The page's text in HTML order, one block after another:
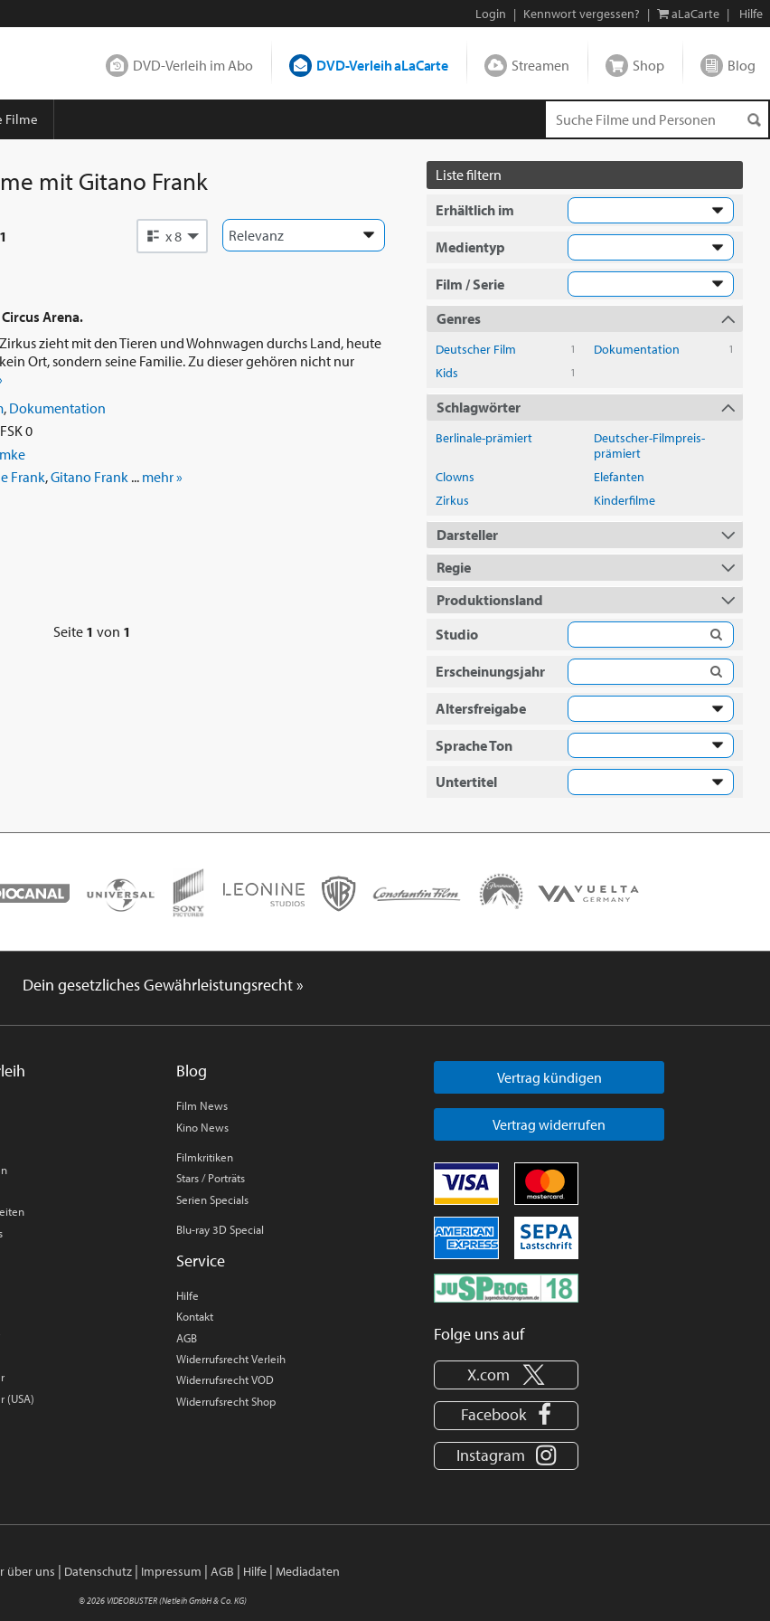
Login | Kennwort vergessen? | aLaCarte | Hilfe
DVD-Verleih im Abo DVD-Verleih aLaCarte Streamen Shop Blog
Filme
mitGitano Frank
1 x 8
Arena.
zieht mit den Tieren und Wohnwagen durchs Land, heute
Ort, sondern seine Familie. Zu dieser gehören nicht nur
, Dokumentation
0
Frank,Gitano Frank ... mehr »
Seite 1 von 1
Liste filtern
Erhältlich im
Medientyp
Film / Serie
Genres
Deutscher Film 1 Dokumentation 1
Kids 1
Schlagwörter
Berlinale-prämiert
Deutscher-Filmpreis-
prämiert
Clowns
Elefanten
Zirkus
Kinderfilme
Darsteller
Regie
Produktionsland
Studio
Erscheinungsjahr
Altersfreigabe
Sprache Ton
Untertitel
Dein gesetzliches Gewährleistungsrecht »
(USA)
Blog
Film News
Kino News
Filmkritiken
Stars / Porträts
Serien Specials
Blu-ray 3D Special
Service
Hilfe
Kontakt
AGB
Widerrufsrecht Verleih
Widerrufsrecht VOD
Widerrufsrecht Shop
Vertrag kündigen
Vertrag widerrufen
Folge uns auf
X.com
Facebook
Instagram
über uns | Datenschutz| Impressum | AGB | Hilfe| Mediadaten
© 2026 VIDEOBUSTER (Netleih GmbH & Co. KG)